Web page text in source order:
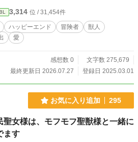
1人でだって立派に冒険者やってみせる！ 父
てくる弟達、それから婚約者様。勝手に居なく
帰るつもりはございません。 立派な冒険者に
になるまで② 第4部エイル、旅をする！ 第5
ません。 家庭の都合上で土日祝日は更新でき
語の大分後です。タイトル後に※を付ける予定です。
3,314 位 / 31,454件
ハッピーエンド 冒険者
獣人
愛
感想数 0
文字数 275,679
最終更新日 2026.07.27
登録日 2025.03.01
お気に入り追加 295
聖女様は、モフモフ聖獣様と一緒に
ます